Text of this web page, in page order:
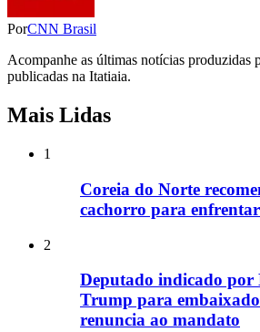
PorCNN Brasil
Acompanhe as últimas notícias produzidas
publicadas na Itatiaia.
Mais Lidas
1
Coreia do Norte
cachorro para
2
Deputado indicado por
Trump para
renuncia ao mandato